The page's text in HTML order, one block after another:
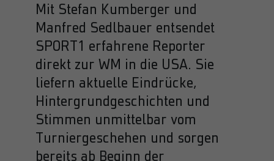
Mit Stefan Kumberger und
Manfred Sedlbauer entsendet
SPORT1 erfahrene Reporter
direkt zur WM in die USA. Sie
liefern aktuelle Eindrücke,
Hintergrundgeschichten und
Stimmen unmittelbar vom
Turniergeschehen und sorgen
bereits ab Beginn der